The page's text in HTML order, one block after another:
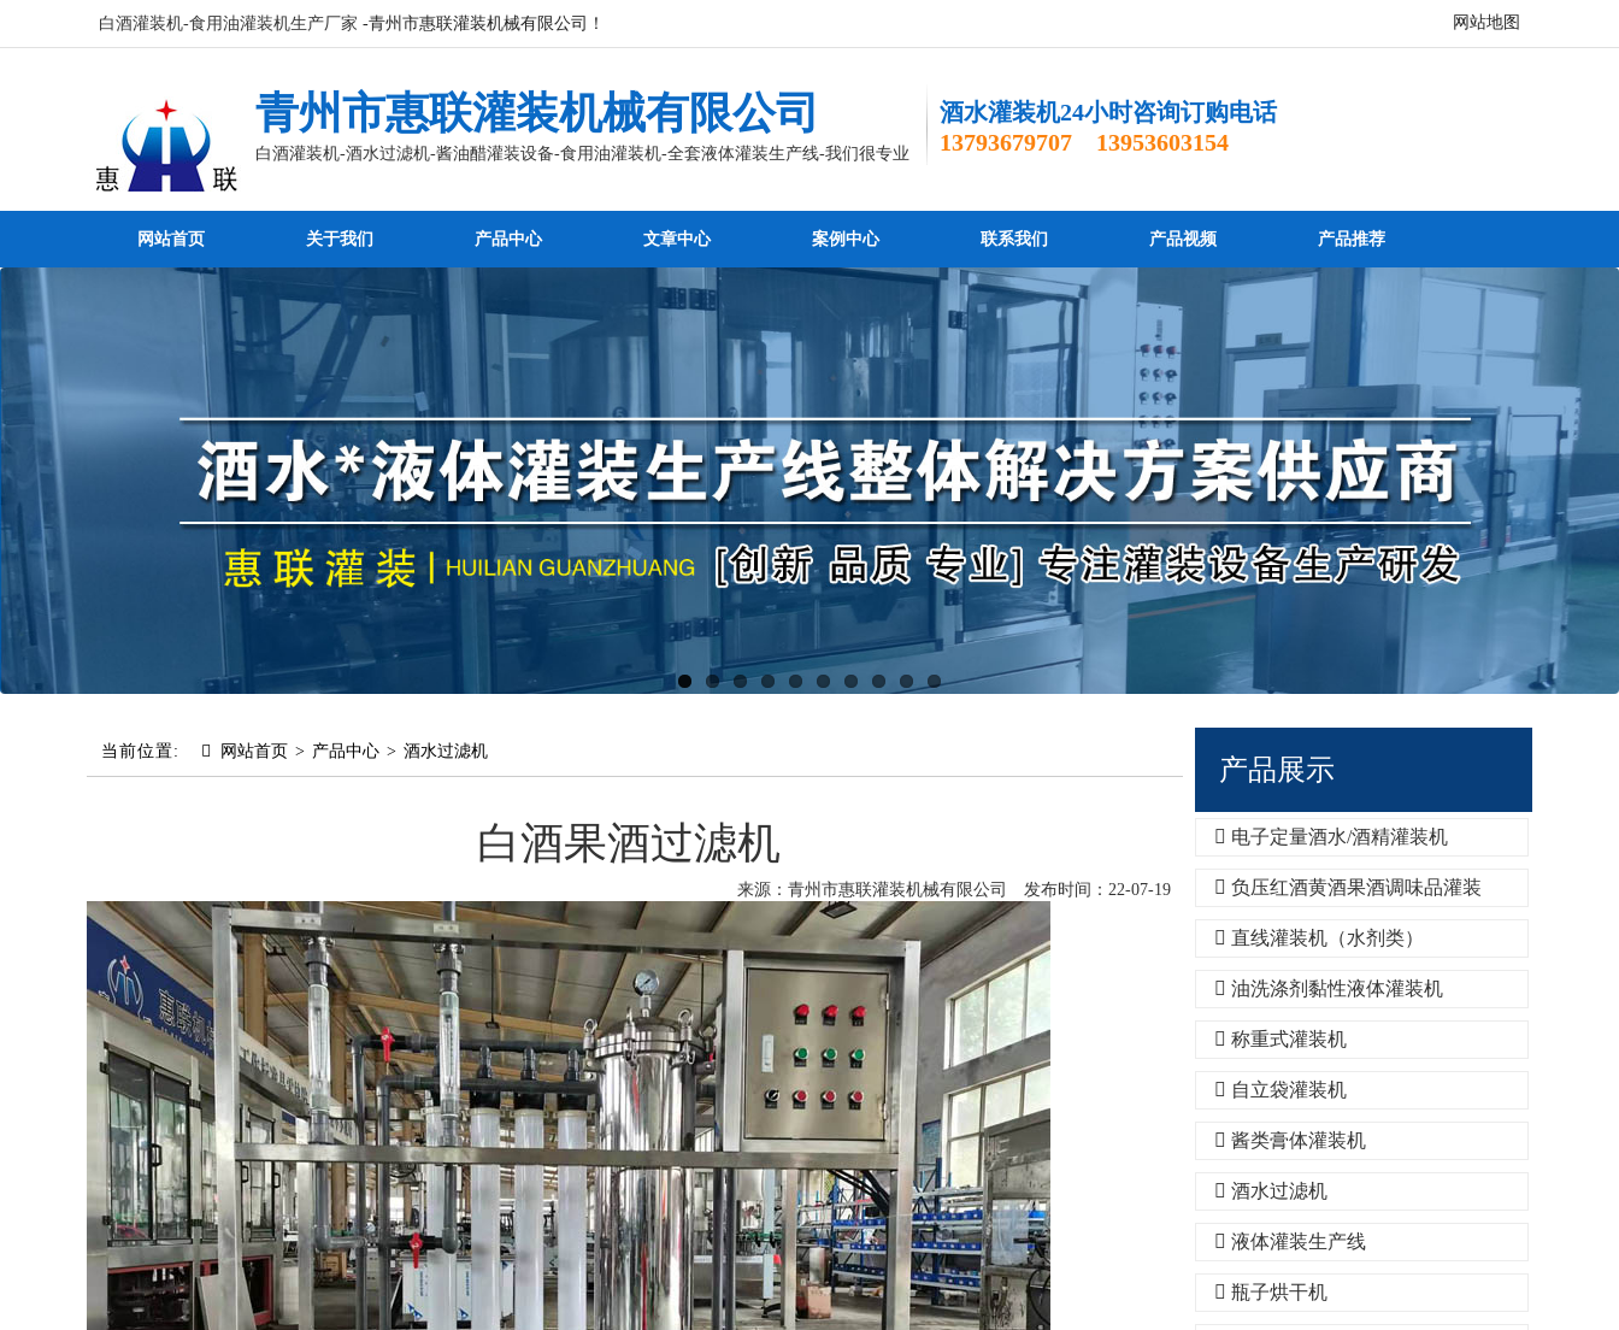
白酒灌装机-食用油灌装机生产厂家 -青州市惠联灌装机械有限公司！ 网站地图
青州市惠联灌装机械有限公司
白酒灌装机-酒水过滤机-酱油醋灌装设备-食用油灌装机-全套液体灌装生产线-我们很专业
酒水灌装机24小时咨询订购电话
13793679707 13953603154
服务咨询热线
13793679707
网站首页 关于我们 产品中心 文章中心 案例中心 联系我们 产品视频 产品推荐
当前位置: 网站首页 > 产品中心 > 酒水过滤机
白酒果酒过滤机
来源：青州市惠联灌装机械有限公司 发布时间：22-07-19
产品展示
电子定量酒水/酒精灌装机
负压红酒黄酒果酒调味品灌装
直线灌装机（水剂类）
油洗涤剂黏性液体灌装机
称重式灌装机
自立袋灌装机
酱类膏体灌装机
酒水过滤机
液体灌装生产线
瓶子烘干机